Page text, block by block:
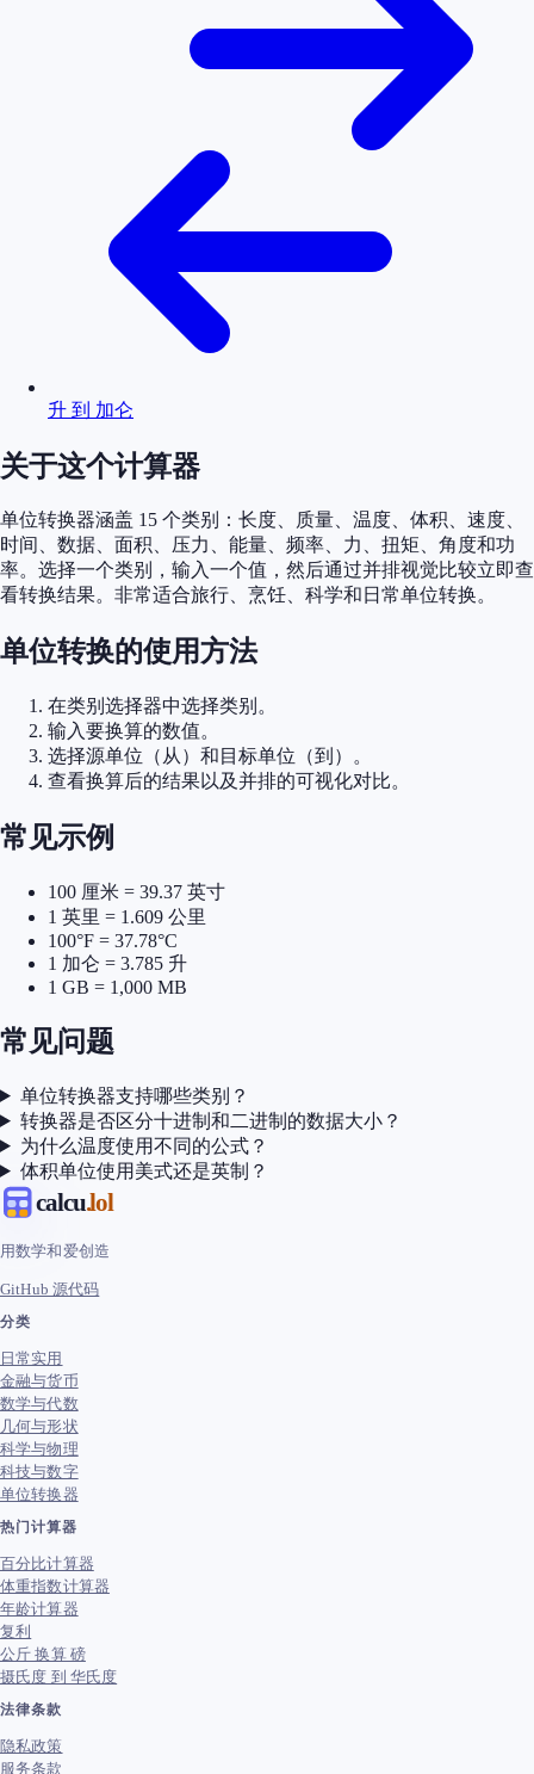
升 到 加仑
关于这个计算器
单位转换器涵盖 15 个类别：长度、质量、温度、体积、速度、
时间、数据、面积、压力、能量、频率、力、扭矩、角度和功
率。选择一个类别，输入一个值，然后通过并排视觉比较立即查
看转换结果。非常适合旅行、烹饪、科学和日常单位转换。
单位转换的使用方法
在类别选择器中选择类别。
输入要换算的数值。
选择源单位（从）和目标单位（到）。
查看换算后的结果以及并排的可视化对比。
常见示例
100 厘米 = 39.37 英寸
1 英里 = 1.609 公里
100°F = 37.78°C
1 加仑 = 3.785 升
1 GB = 1,000 MB
常见问题
单位转换器支持哪些类别？
转换器是否区分十进制和二进制的数据大小？
为什么温度使用不同的公式？
体积单位使用美式还是英制？
calcu.lol
用数学和爱创造
GitHub 源代码
分类
日常实用
金融与货币
数学与代数
几何与形状
科学与物理
科技与数字
单位转换器
热门计算器
百分比计算器
体重指数计算器
年龄计算器
复利
公斤 换算 磅
摄氏度 到 华氏度
法律条款
隐私政策
服务条款